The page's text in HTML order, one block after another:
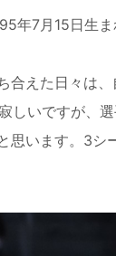
年7月15日生
合えた日々は
しいですが、
います。3シ